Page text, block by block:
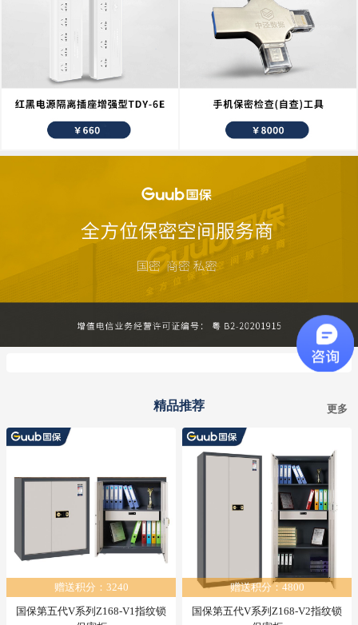
精品推荐 更多
赠送积分：3240
国保第五代V系列Z168-V1指纹锁
赠送积分：4800
国保第五代V系列Z168-V2指纹锁